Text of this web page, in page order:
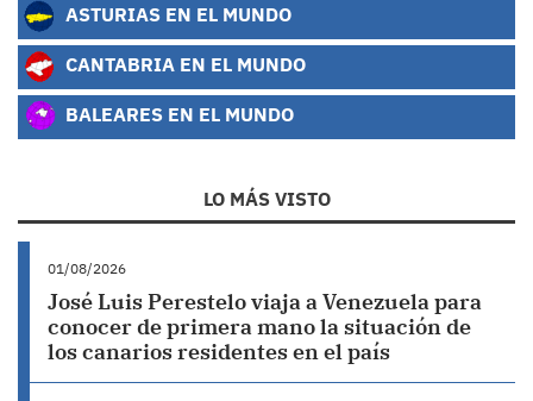
ASTURIAS EN EL MUNDO
CANTABRIA EN EL MUNDO
BALEARES EN EL MUNDO
LO MÁS VISTO
01/08/2026
José Luis Perestelo viaja a Venezuela para
conocer de primera mano la situación de
los canarios residentes en el país